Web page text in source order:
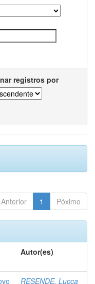
registros por
Anterior 1 Póximo
Autor(es)
RESENDE, Lucca